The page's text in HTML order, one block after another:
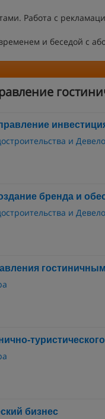
Работа с
и беседой с
и
бренда и
и
бизнес